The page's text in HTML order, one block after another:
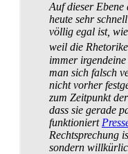
Auf dieser
heute sehr
völlig egal ist,
weil die
immer
man sich falsch
nicht vorher
zum Zeitpunkt
dass sie gerade
funktioniert
Rechtsprechung
sondern